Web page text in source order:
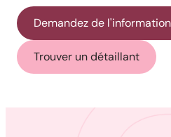
Demandez de l'information
Trouver un détaillant